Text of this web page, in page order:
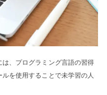
、プログラミング言語の習得
を使用することで未学習の人